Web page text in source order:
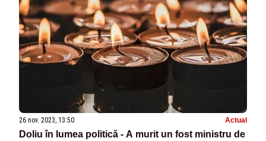
26 nov. 2023, 13:50 Actual
Doliu în lumea politică - A murit un fost ministru de